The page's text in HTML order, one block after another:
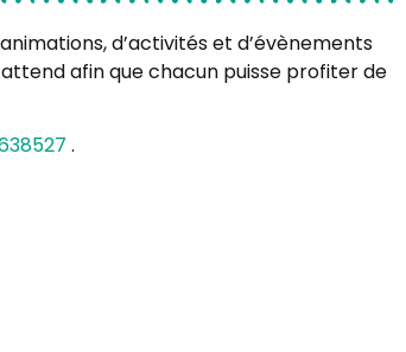
d’activités et d’évènements
afin que chacun puisse profiter de
.